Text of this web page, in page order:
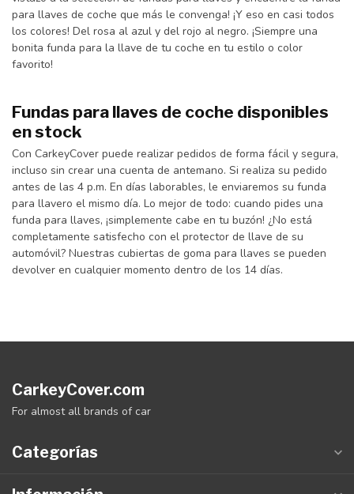
para llaves de coche que más le convenga! ¡Y eso en casi todos
los colores! Del rosa al azul y del rojo al negro. ¡Siempre una
bonita funda para la llave de tu coche en tu estilo o color
favorito!
Fundas para llaves de coche disponibles
en stock
Con CarkeyCover puede realizar pedidos de forma fácil y segura,
incluso sin crear una cuenta de antemano. Si realiza su pedido
antes de las 4 p.m. En días laborables, le enviaremos su funda
para llavero el mismo día. Lo mejor de todo: cuando pides una
funda para llaves, ¡simplemente cabe en tu buzón! ¿No está
completamente satisfecho con el protector de llave de su
automóvil? Nuestras cubiertas de goma para llaves se pueden
devolver en cualquier momento dentro de los 14 días.
CarkeyCover.com
For almost all brands of car
Categorías